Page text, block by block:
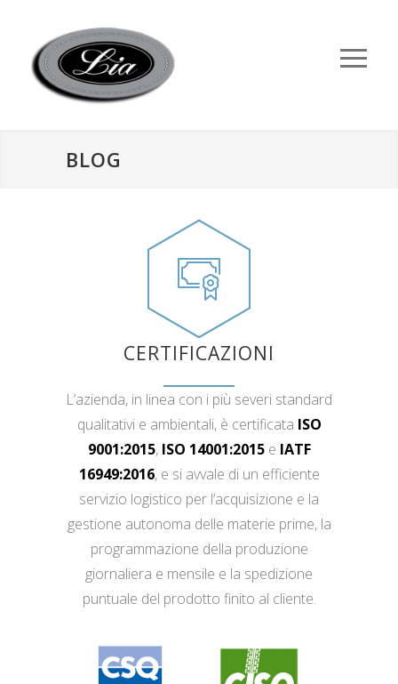
BLOG
CERTIFICAZIONI
L’azienda, in linea con i più severi standard
qualitativi e ambientali, è certificata ISO
9001:2015, ISO 14001:2015e IATF
16949:2016, e si avvale di un efficiente
servizio logistico per l’acquisizione e la
gestione autonoma delle materie prime, la
programmazione della produzione
giornaliera e mensile e la spedizione
puntuale del prodotto finito al cliente.